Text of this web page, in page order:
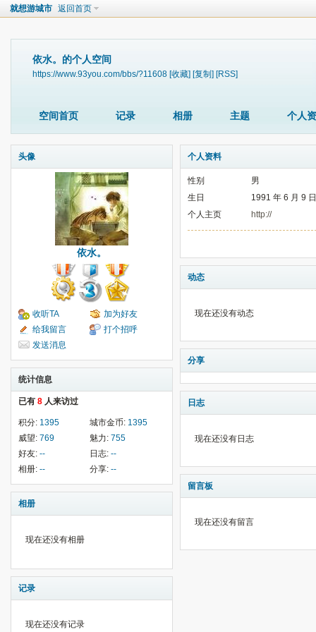
就想游城市 返回首页
依水。的个人空间
https://www.93you.com/bbs/?11608 [收藏] [复制] [RSS]
空间首页 记录 相册 主题 个人
头像
依水。
收听TA
加为好友
给我留言
打个招呼
发送消息
统计信息
已有 8 人来访过
积分: 1395 城市金币: 1395
威望: 769 魅力:755
好友: -- 日志:--
相册: -- 分享:--
相册
现在还没有相册
记录
现在还没有记录
个人资料
性别
男
生日
1991 年 6 月 9 日
个人主页
http://
动态
现在还没有动态
分享
日志
现在还没有日志
留言板
现在还没有留言